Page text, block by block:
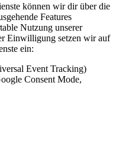
können wir dir über die
Features
Nutzung unserer
Einwilligung setzen wir auf
ein:
Event Tracking)
Consent Mode,